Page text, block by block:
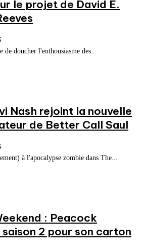
le projet de David E.
doucher l'enthousiasme des...
Nash rejoint la nouvelle
de Better Call Saul
à l'apocalypse zombie dans The...
: Peacock
2 pour son carton